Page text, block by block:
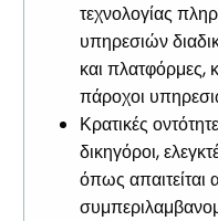
τεχνολογίας
υπηρεσιών
και πλατφόρμες,
πάροχοι
Κρατικές
δικηγόροι,
όπως απαιτείται